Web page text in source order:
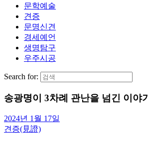
문학예술
견증
문명신견
경세예언
생명탐구
우주시공
Search for:
송광명이 3차례 관난을 넘긴 이야기
2024년 1월 17일
견증(見證)